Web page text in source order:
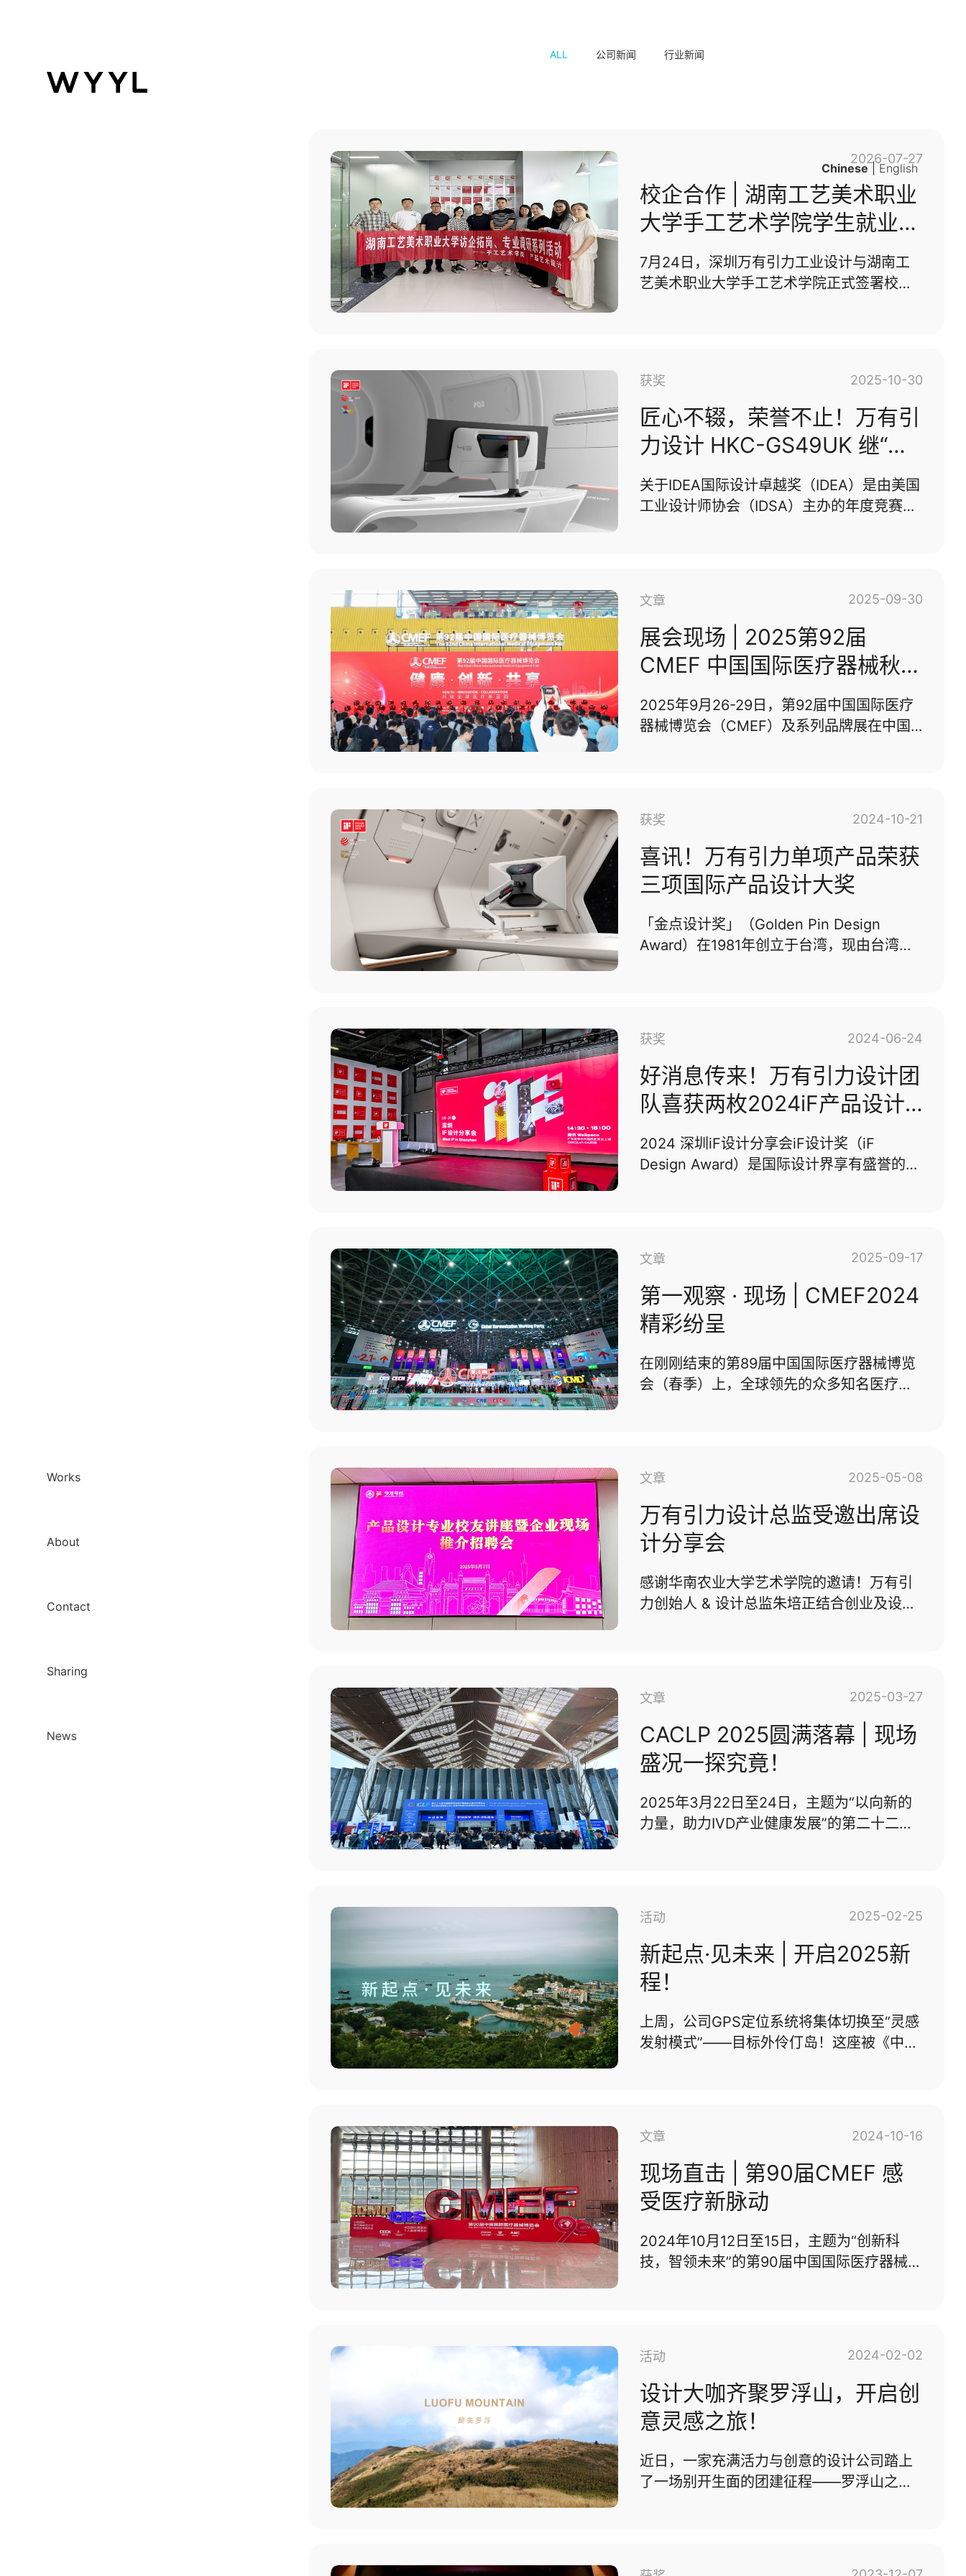
Works
About
Contact
Sharing
News
Chinese English
ALL 公司新闻 行业新闻
2026-07-27
校企合作 | 湖南工艺美术职业
大学手工艺术学院学生就业基
地走进万有引力设计
7月24日，深圳万有引力工业设计与湖南工
艺美术职业大学手工艺术学院正式签署校企
养设计新生，推动设计教育与产业需求深度
融合。校企携手共筑设计人才生长沃土湖南
工艺美术职业大学手工艺术学院深耕手工艺
术教育领域，拥有深厚的传统工艺学术积淀
承、工艺创新、美学表达等方面具备鲜明的
学科特色。深圳万有引力工业设计作为专注
获奖 2025-10-30
匠心不辍，荣誉不止！万有引
力设计 HKC-GS49UK 继“德
国红点设计奖”、“德国IF设计
奖”后，再次荣获2025美国
关于IDEA国际设计卓越奖（IDEA）是由美国
工业设计师协会（IDSA）主办的年度竞赛，
最负盛名的奖项之一。赢得 IDEA 大奖是职
业生涯中的一个重要里程碑，它将设计师的
作品提升到全球舞台，与历史上一些最著名
的产品一起受到赞誉。获奖者世界上一些最
成功、最受欢迎的产品都曾是IDEA的获奖作
品。这进一步巩固了IDEA每年只表彰最优秀
作品的传统。对许多设计师而言，IDEA是卓
越设计的标杆，并经常被用作开发新产品的
文章 2025-09-30
展会现场 | 2025第92届
CMEF 中国国际医疗器械秋季
博览会
2025年9月26-29日，第92届中国国际医疗
器械博览会（CMEF）及系列品牌展在中国
平方米，来自近20个国家和地区的近3000
家企业同台竞技，万余款新品集中亮相，预
计吸引超12万名专业观众入场。这是CMEF
首次落户广交会展馆，将依托广州高水平对
外开放格局及雄厚的医疗产业基础，搭建起
一座“辐射亚太，链接全球”的医疗科技枢纽
平台。海尔生物医疗，盈康一生旗下生命科
学与医疗创新数字化场景方案服务商，公司
获奖 2024-10-21
喜讯！万有引力单项产品荣获
三项国际产品设计大奖
「金点设计奖」（Golden Pin Design
Award）在1981年创立于台湾，现由台湾设
市场最顶尖设计奖项」的新定位，为华人设
计产业取得发言权，并自2015年起，金点设
计奖品牌针对不同目标族群分设「金点设计
奖」、 「金点概念设计奖」及「金点新秀设
计奖」等三大奖赛，旨在褒扬杰出的创新设
计产品与作品。产品介绍：太空系列-
Wormhole 电竞显示器，灵感来源于时空虫
洞。简洁而流畅的元素将核心能量发挥到极
获奖 2024-06-24
好消息传来！万有引力设计团
队喜获两枚2024iF产品设计
奖
2024 深圳iF设计分享会iF设计奖（iF
Design Award）是国际设计界享有盛誉的顶
年，至今已有数十年历史，是全球范围内公
认的设计品质标志和行业权威认证。颁奖盛
况设计机构：深圳万有引力工业设计委托客
户：中山易事达项目名称：Locomotive
Lamp M0250服务时间：2023年M0250是
一款“越野”LED 灯，专为机车提供辅助照
明，该产品专为承受恶劣环境而设计，采用
铝合金材质CNC一体成型,IP67级防水防尘，
文章 2025-09-17
第一观察 · 现场 | CMEF2024
精彩纷呈
在刚刚结束的第89届中国国际医疗器械博览
会（春季）上，全球领先的众多知名医疗企
供了新的视角和动力。上海联影医疗科技股
份有限公司致力于为全球客户提供全线自主
研发的高性能医学影像诊断与治疗设备、生
命科学仪器,以及覆盖「基础研究-临床科研-
医学转化」全链条的创新解决方案。在联影
能感受到只有当整个公司的人对于想要创造
的产品，可以不计成本充满热情的时候，才
能创造出若干年之后人们还会心动的设计细
文章 2025-05-08
万有引力设计总监受邀出席设
计分享会
感谢华南农业大学艺术学院的邀请！万有引
力创始人 & 设计总监朱培正结合创业及设计
提供学习与实践平台，助力热爱设计的学生
在未来绽放才华！在医疗产品设计领域，万
有引力始终以专业深耕者的姿态持续探索。
我们以 “体验创新” 与 “生命关怀” 为公司的
精神内核，秉持 “思利他” 的设计哲学，致力
于通过系统化的设计理念，为医疗行业带来
具有人文温度的产品解决方案，在功能实
现、用户体验与产业价值层面与设计师们进
文章 2025-03-27
CACLP 2025圆满落幕 | 现场
盛况一探究竟！
2025年3月22日至24日，主题为“以向新的
力量，助力IVD产业健康发展”的第二十二届
中心成功举办。作为全球体外诊断（IVD）行
业极具影响力的盛会之一，吸引了来自全球
多个国家和地区的1000余家参展企业，以及
超过5万名专业观众齐聚杭州，共同探讨行业
前沿技术、分享创新成果，推动体外诊断行
业的蓬勃发展。以向新的力量·助力IVD产业
健康发展随着人工智能、大数据、物联网等
技术的迅猛发展，智能化诊断成为本届展会
活动 2025-02-25
新起点·见未来 | 开启2025新
程！
上周，公司GPS定位系统将集体切换至“灵感
发射模式”——目标外伶仃岛！这座被《中国
一次，我们暂别图纸与模型，以团队之名，
在自然中寻找灵感，用协作凝聚力量！鱼：
我要五彩斑斓的饵！我：已读不回。甩竿5分
钟，喂鱼2小时。焦香鸡翅 VS 碳化玉米，哪
款更受市场欢迎？鸡爪烤焦了？这叫深空灰
哑光涂层！在珠海外伶仃岛上，开启脑力与
体力的双重挑战！用动作传递『 搞笑词语 』
——最后一人演成了广场舞大妈！第二天上
文章 2024-10-16
现场直击 | 第90届CMEF 感
受医疗新脉动
2024年10月12日至15日，主题为“创新科
技，智领未来”的第90届中国国际医疗器械博
医用电子、医用光学、医院建设、手术室、
消毒感控、医用耗材、骨科等16大展区，全
景呈现医疗全产业链。整体而言，这次展会
是一个充满教育意义和启发性的体验，为我
们的设计实践提供了新的视角和动力。创新
科技·智领未来第90届CMEF展会现场，全球
领先的医疗科技企业接踵而至，带来富有创
新性的医疗技术和产品，彰显了当今医疗领
活动 2024-02-02
设计大咖齐聚罗浮山，开启创
意灵感之旅！
近日，一家充满活力与创意的设计公司踏上
了一场别开生面的团建征程——罗浮山之
的自然风光和深厚的文化底蕴。对于这群平